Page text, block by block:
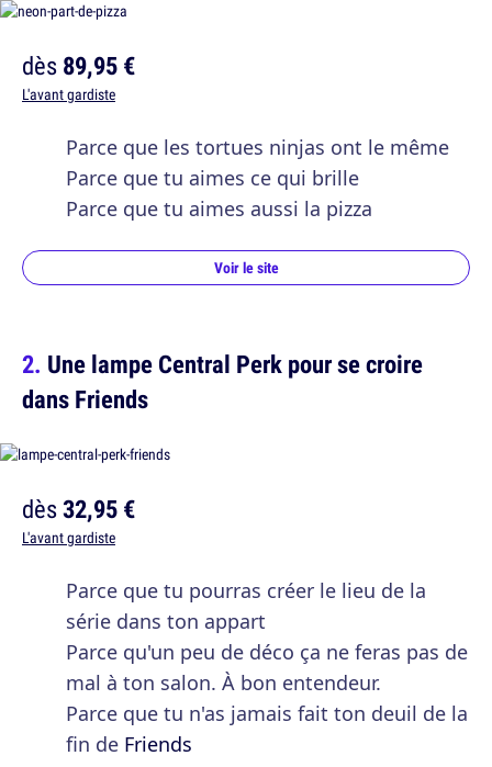
dès89,95 €
L'avant gardiste
Parce que les tortues ninjas ont le même
Parce que tu aimes ce qui brille
Parce que tu aimes aussi la pizza
Voir le site
Une lampe Central Perk pour se croire
dans Friends
dès32,95 €
L'avant gardiste
Parce que tu pourras créer le lieu de la
série dans ton appart
Parce qu'un peu de déco ça ne feras pas de
mal à ton salon. À bon entendeur.
Parce que tu n'as jamais fait ton deuil de la
fin de Friends